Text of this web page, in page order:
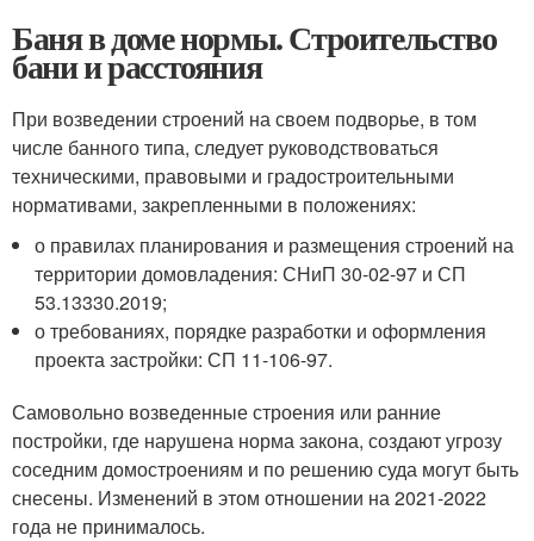
Баня в доме нормы. Строительство
бани и расстояния
При возведении строений на своем подворье, в том
числе банного типа, следует руководствоваться
техническими, правовыми и градостроительными
нормативами, закрепленными в положениях:
о правилах планирования и размещения строений на
территории домовладения: СНиП 30-02-97 и СП
53.13330.2019;
о требованиях, порядке разработки и оформления
проекта застройки: СП 11-106-97.
Самовольно возведенные строения или ранние
постройки, где нарушена норма закона, создают угрозу
соседним домостроениям и по решению суда могут быть
снесены. Изменений в этом отношении на 2021-2022
года не принималось.